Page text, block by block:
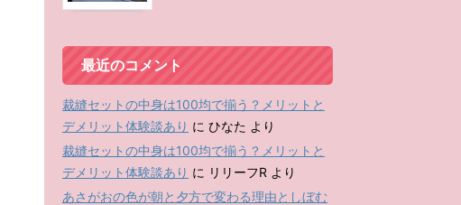
最近のコメント
裁縫セットの中身は100均で揃う？メリットと
デメリット体験談あり に ひなた より
裁縫セットの中身は100均で揃う？メリットと
デメリット体験談あり に リリーフR より
あさがおの色が朝と夕方で変わる理由としぼむ